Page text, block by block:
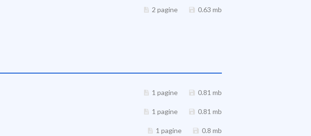
2 pagine 0.63 mb
1 pagine 0.81 mb
1 pagine 0.81 mb
1 pagine 0.8 mb